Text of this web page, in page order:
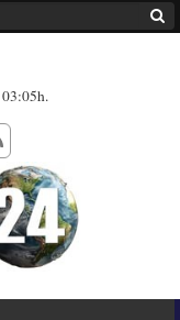
03:05h.